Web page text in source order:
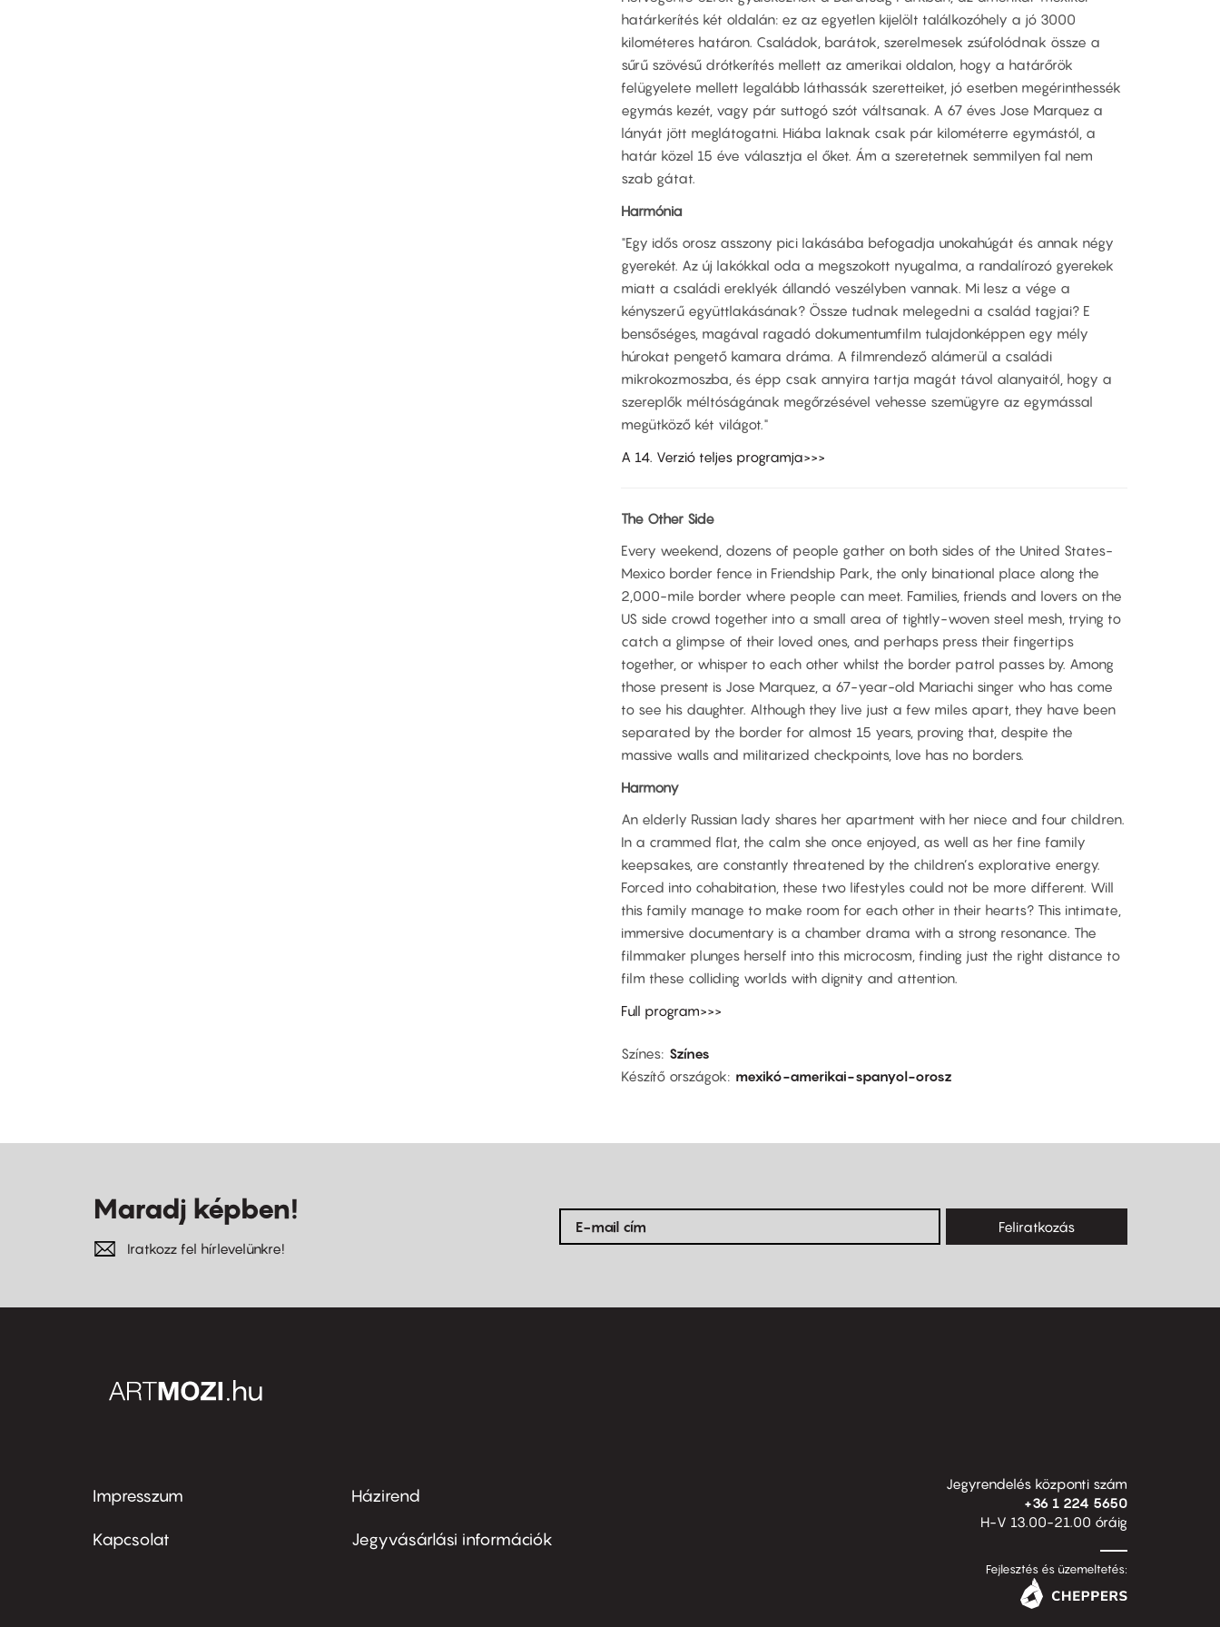
határkerítés két oldalán: ez az egyetlen kijelölt találkozóhely a jó 3000
kilométeres határon. Családok, barátok, szerelmesek zsúfolódnak össze a
sűrű szövésű drótkerítés mellett az amerikai oldalon, hogy a határőrök
felügyelete mellett legalább láthassák szeretteiket, jó esetben megérinthessék
egymás kezét, vagy pár suttogó szót váltsanak. A 67 éves Jose Marquez a
lányát jött meglátogatni. Hiába laknak csak pár kilométerre egymástól, a
határ közel 15 éve választja el őket. Ám a szeretetnek semmilyen fal nem
szab gátat.
Harmónia
"Egy idős orosz asszony pici lakásába befogadja unokahúgát és annak négy
gyerekét. Az új lakókkal oda a megszokott nyugalma, a randalírozó gyerekek
miatt a családi ereklyék állandó veszélyben vannak. Mi lesz a vége a
kényszerű együttlakásának? Össze tudnak melegedni a család tagjai? E
bensőséges, magával ragadó dokumentumfilm tulajdonképpen egy mély
húrokat pengető kamara dráma. A filmrendező alámerül a családi
mikrokozmoszba, és épp csak annyira tartja magát távol alanyaitól, hogy a
szereplők méltóságának megőrzésével vehesse szemügyre az egymással
megütköző két világot."
A 14. Verzió teljes programja>>>
The Other Side
Every weekend, dozens of people gather on both sides of the United States-
Mexico border fence in Friendship Park, the only binational place along the
2,000-mile border where people can meet. Families, friends and lovers on the
US side crowd together into a small area of tightly-woven steel mesh, trying to
catch a glimpse of their loved ones, and perhaps press their fingertips
together, or whisper to each other whilst the border patrol passes by. Among
those present is Jose Marquez, a 67-year-old Mariachi singer who has come
to see his daughter. Although they live just a few miles apart, they have been
separated by the border for almost 15 years, proving that, despite the
massive walls and militarized checkpoints, love has no borders.
Harmony
An elderly Russian lady shares her apartment with her niece and four children.
In a crammed flat, the calm she once enjoyed, as well as her fine family
keepsakes, are constantly threatened by the children’s explorative energy.
Forced into cohabitation, these two lifestyles could not be more different. Will
this family manage to make room for each other in their hearts? This intimate,
immersive documentary is a chamber drama with a strong resonance. The
filmmaker plunges herself into this microcosm, finding just the right distance to
film these colliding worlds with dignity and attention.
Full program>>>
Színes Színes
Készítő országok
mexikó-amerikai-spanyol-orosz
Maradj képben!
Iratkozz fel hírlevelünkre!
Feliratkozás
Footer
menu
Impresszum
Kapcsolat
Footer
menu
Házirend
Jegyvásárlási információk
Jegyrendelés központi szám
+36 1 224 5650
H-V 13.00-21.00 óráig
Fejlesztés és üzemeltetés: